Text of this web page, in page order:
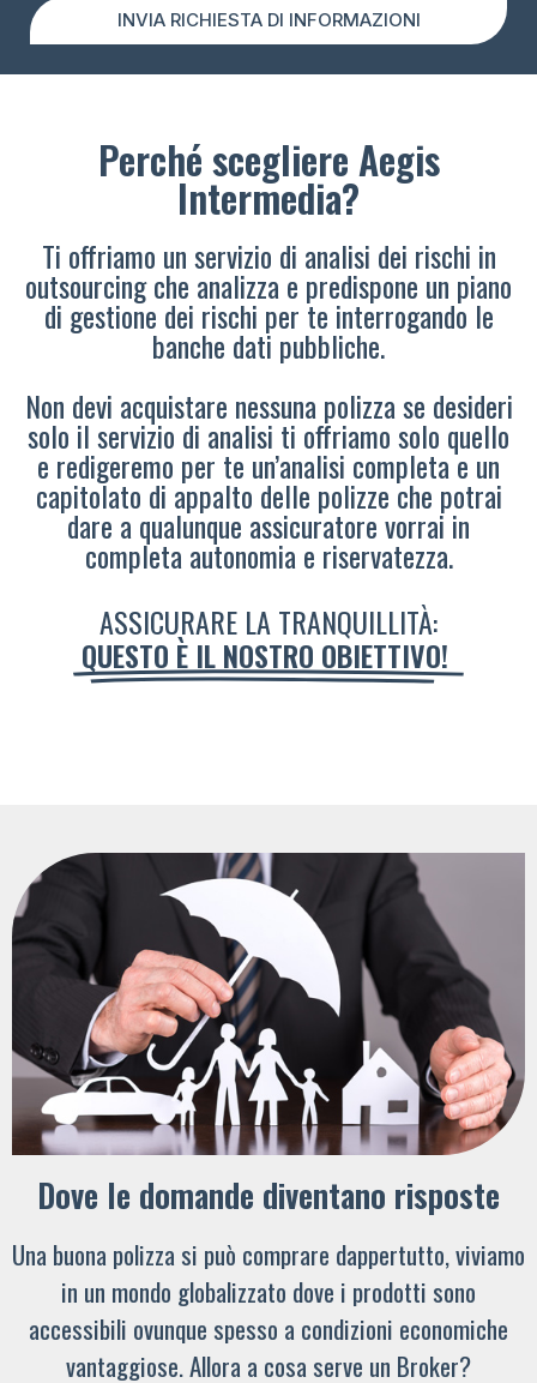
INVIA RICHIESTA DI INFORMAZIONI
Perché scegliere Aegis
Intermedia?
Ti offriamo un servizio di analisi dei rischi in
outsourcing che analizza e predispone un piano
di gestione dei rischi per te interrogando le
banche dati pubbliche.
Non devi acquistare nessuna polizza se desideri
solo il servizio di analisi ti offriamo solo quello
e redigeremo per te un’analisi completa e un
capitolato di appalto delle polizze che potrai
dare a qualunque assicuratore vorrai in
completa autonomia e riservatezza.
ASSICURARE LA TRANQUILLITÀ:
QUESTO È IL NOSTRO OBIETTIVO!
Dove le domande diventano risposte
Una buona polizza si può comprare dappertutto, viviamo
in un mondo globalizzato dove i prodotti sono
accessibili ovunque spesso a condizioni economiche
vantaggiose. Allora a cosa serve un Broker?